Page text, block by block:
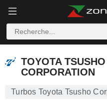
TOYOTA TSUSHO
CORPORATION
Turbos Toyota Tsusho